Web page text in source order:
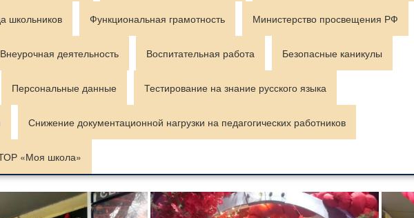
школьников Функциональная грамотность Министерство просвещения РФ
Внеурочная деятельность Воспитательная работа Безопасные каникулы
Персональные данные Тестирование на знание русского языка
Снижение документационной нагрузки на педагогических работников
«Моя школа»